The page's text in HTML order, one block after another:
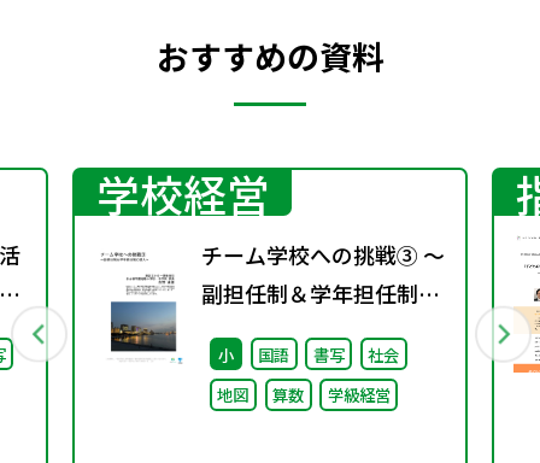
おすすめの資料
学校経営
チーム学校への挑戦③ ～
副担任制＆学年担任制の
導入～
小 国語 書写
社会
地図
算数 学級経営